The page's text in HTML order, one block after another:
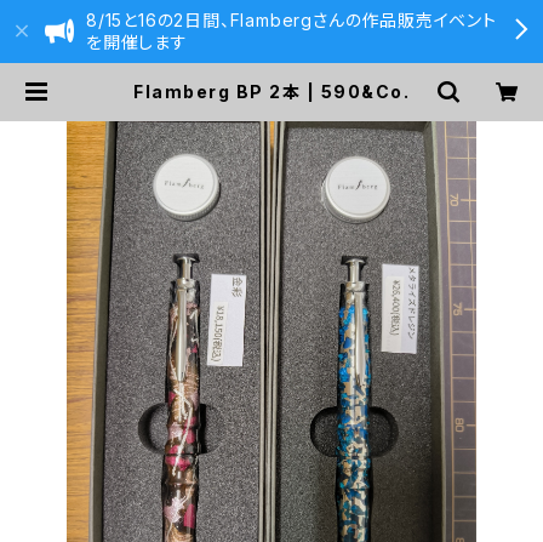
8/15と16の2日間、Flambergさんの作品販売イベント
を開催します
Flamberg BP 2本 | 590&Co.